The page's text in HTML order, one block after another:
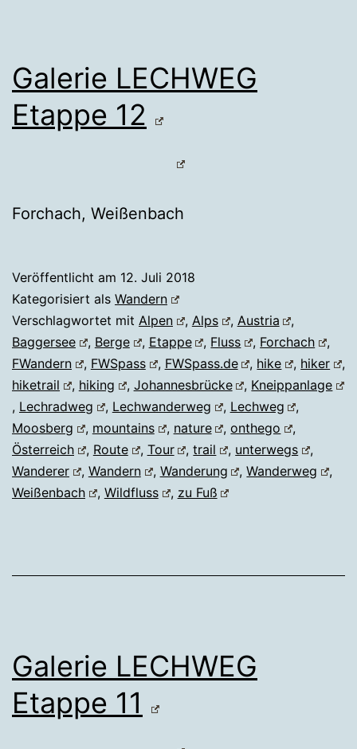
Galerie LECHWEG
Etappe 12
Forchach, Weißenbach
Veröffentlicht am 12. Juli 2018
Kategorisiert als Wandern
Verschlagwortet mit Alpen , Alps , Austria
,
Baggersee
, Berge , Etappe , Fluss , Forchach
,
FWandern
, FWSpass , FWSpass.de , hike , hiker
,
hiketrail
, hiking , Johannesbrücke , Kneippanlage
, Lechradweg , Lechwanderweg , Lechweg
,
Moosberg
, mountains , nature ,onthego
,
Österreich
, Route , Tour ,trail , unterwegs
,
Wanderer
, Wandern , Wanderung ,Wanderweg
,
Weißenbach
, Wildfluss , zu Fuß
Galerie LECHWEG
Etappe 11